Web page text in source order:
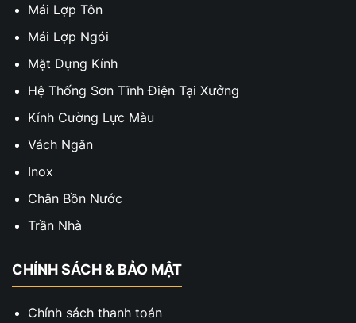
Mái Lợp Tôn
Mái Lợp Ngói
Mặt Dựng Kính
Hệ Thống Sơn Tĩnh Điện Tại Xưởng
Kính Cường Lực Màu
Vách Ngăn
Inox
Chân Bồn Nước
Trần Nhà
CHÍNH SÁCH & BẢO MẬT
Chính sách thanh toán